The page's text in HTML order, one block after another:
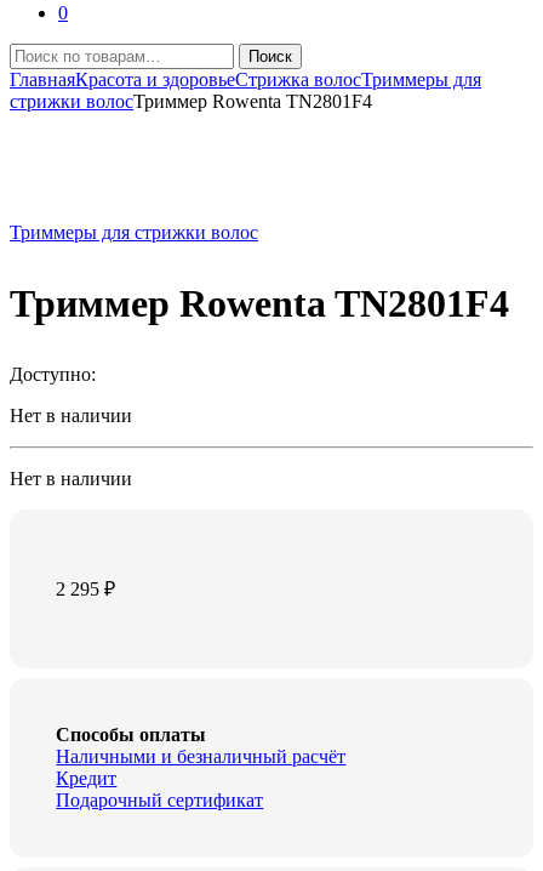
0
Искать:
Поиск
ГлавнаяКрасота и здоровьеСтрижка волосТриммеры для
стрижки волосТриммер Rowenta TN2801F4
Триммеры для стрижки волос
Триммер Rowenta TN2801F4
Доступно:
Нет в наличии
Нет в наличии
2 295₽
Способы оплаты
Наличными и безналичный расчёт
Кредит
Подарочный сертификат